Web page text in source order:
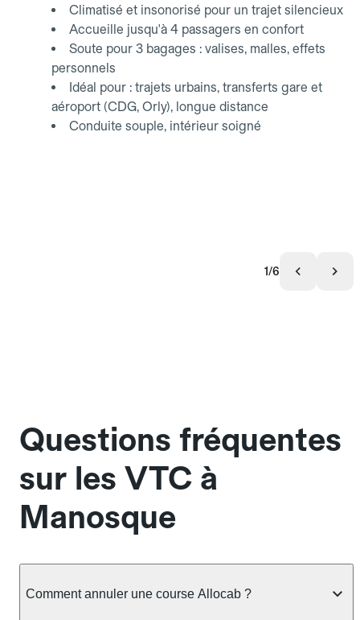
Climatisé et insonorisé pour un trajet silencieux
Accueille jusqu'à 4 passagers en confort
Soute pour 3 bagages : valises, malles, effets
personnels
Idéal pour : trajets urbains, transferts gare et
aéroport (CDG, Orly), longue distance
Conduite souple, intérieur soigné
1/6
Questions fréquentes
sur les VTC à
Manosque
Comment annuler une course Allocab ?